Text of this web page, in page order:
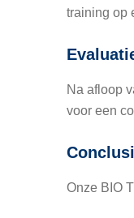
training op
Na afloop
voor een
Onze BIO